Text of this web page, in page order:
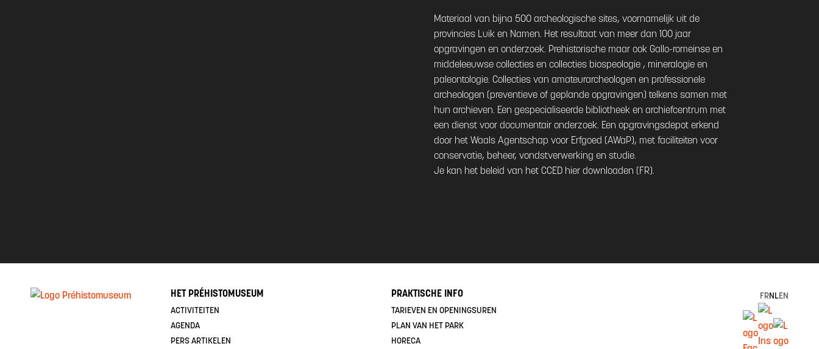
Materiaal van bijna 500 archeologische sites, voornamelijk uit de
provincies Luik en Namen. Het resultaat van meer dan 100 jaar
opgravingen en onderzoek. Prehistorische maar ook Gallo-romeinse en
middeleeuwse collecties en collecties biospeologie , mineralogie en
paleontologie. Collecties van amateurarcheologen en professionele
archeologen (preventieve of geplande opgravingen) telkens samen met
hun archieven. Een gespecialiseerde bibliotheek en archiefcentrum met
een dienst voor documentair onderzoek. Een opgravingsdepot erkend
door het Waals Agentschap voor Erfgoed (AWaP), met faciliteiten voor
conservatie, beheer, vondstverwerking en studie.
Je kan het beleid van het CCED hier downloaden (FR).
HET PRÉHISTOMUSEUM
ACTIVITEITEN
AGENDA
PERS ARTIKELEN
PRAKTISCHE INFO
TARIEVEN EN OPENINGSUREN
PLAN VAN HET PARK
HORECA
FRNLEN